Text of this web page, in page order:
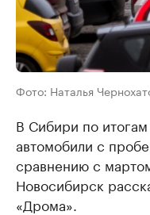
Фото: Наталья
В Сибири по
автомобили с
сравнению с
Новосибирск
«Дрома».